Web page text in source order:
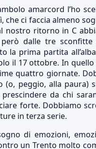
amarcord l’ho
che ci faccia almeno
nostro ritorno in C
dalle tre sconfitte
la prima partita
il 17 ottobre. In
quattro giornate.
(o, peggio, alla paura)
da chi
forte. Dobbiamo
in terza serie.
di emozioni,
un Trento molto